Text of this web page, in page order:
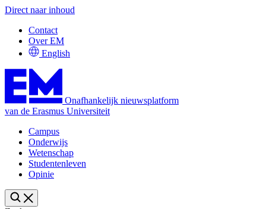
Direct naar inhoud
Contact
Over EM
English
Onafhankelijk nieuwsplatform
van de Erasmus Universiteit
Campus
Onderwijs
Wetenschap
Studentenleven
Opinie